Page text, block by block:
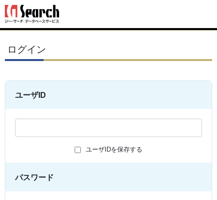
ログイン
ユーザID
ユーザIDを保存する
パスワード